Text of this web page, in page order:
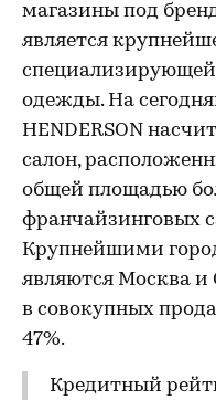
магазины под
является
одежды. На
HENDERSON
салон,
общей площадью
франчайзинговых
Крупнейшими
являются Москва и
в совокупных
47%.
Кредитный